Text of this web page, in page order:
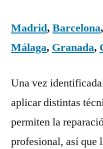
Madrid, Barcelona,
Málaga, Granada,
Una vez
aplicar distintas
permiten la
profesional, así que